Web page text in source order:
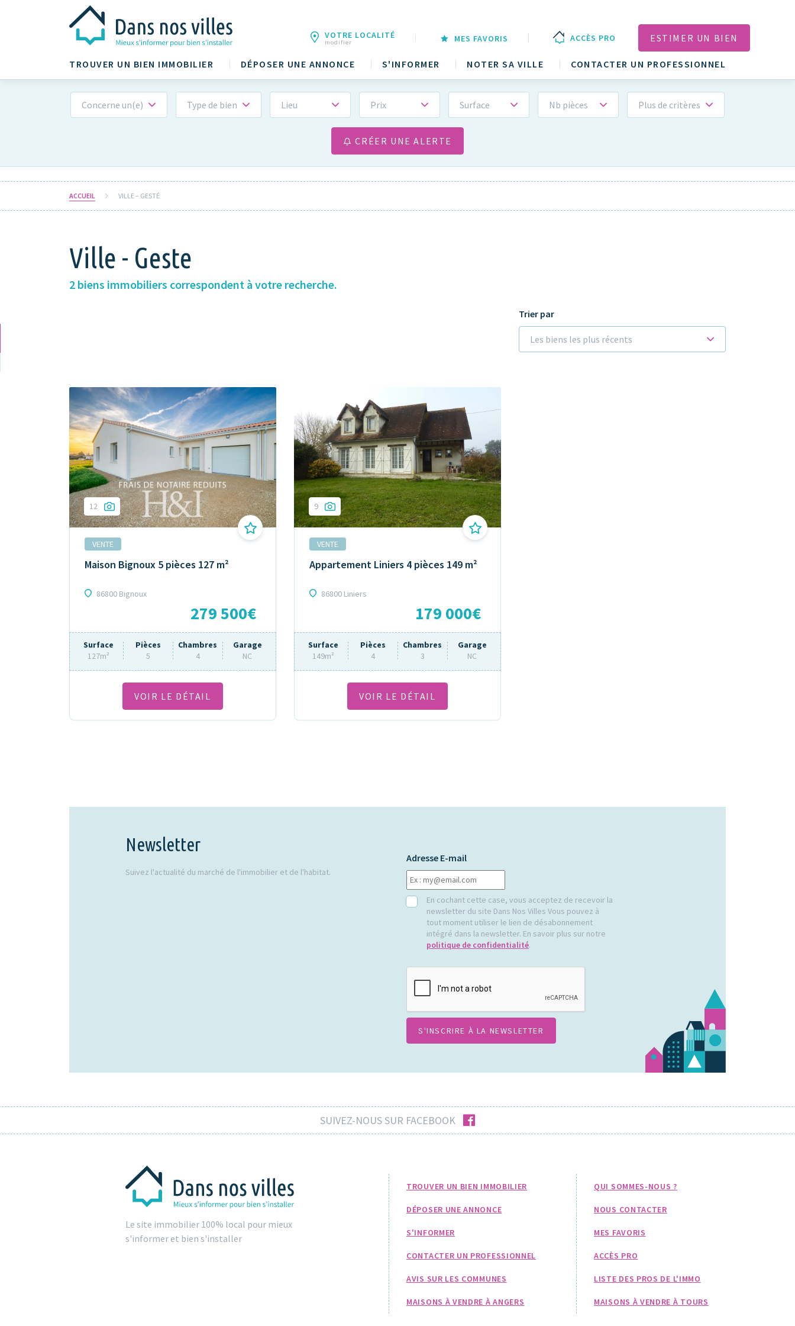
TROUVER UN BIEN IMMOBILIER DÉPOSER UNE ANNONCE S'INFORMER NOTER SA VILLE CONTACTER UN PROFESSIONNEL
VOTRE LOCALITÉ
modifier MES FAVORIS ACCÈS PRO ESTIMER UN BIEN
Concerne un(e) Type de bien Lieu Prix Surface Nb pièces Plus de critères
CRÉER UNE ALERTE
ACCUEIL VILLE – GESTÉ
Ville - Geste
2 biens immobiliers correspondent à votre recherche.
Trier par
Les biens les plus récents
12
VENTE
Maison Bignoux 5 pièces 127 m²
86800 Bignoux
279 500€
Surface
127m²
Pièces
5
Chambres
4
Garage
NC
VOIR LE DÉTAIL
9
VENTE
Appartement Liniers 4 pièces 149 m²
86800 Liniers
179 000€
Surface
149m²
Pièces
4
Chambres
3
Garage
NC
VOIR LE DÉTAIL
Newsletter
Suivez l'actualité du marché de l'immobilier et de l'habitat.
Adresse E-mail
RGPDEn cochant cette case, vous acceptez de recevoir la
newsletter du site Dans Nos Villes Vous pouvez à
tout moment utiliser le lien de désabonnement
intégré dans la newsletter. En savoir plus sur notre
politique de confidentialité.
SUIVEZ-NOUS SUR FACEBOOK facebook
Le site immobilier 100% local pour mieux
s'informer et bien s'installer
TROUVER UN BIEN IMMOBILIER
DÉPOSER UNE ANNONCE
S'INFORMER
CONTACTER UN PROFESSIONNEL
AVIS SUR LES COMMUNES
MAISONS À VENDRE À ANGERS
QUI SOMMES-NOUS ?
NOUS CONTACTER
MES FAVORIS
ACCÈS PRO
LISTE DES PROS DE L'IMMO
MAISONS À VENDRE À TOURS